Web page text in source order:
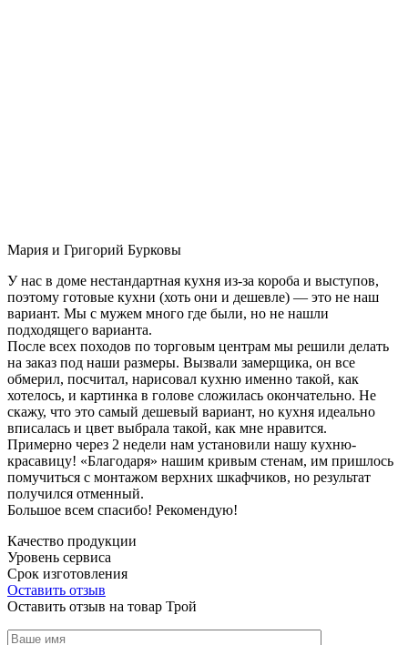
Мария и Григорий Бурковы
У нас в доме нестандартная кухня из-за короба и выступов,
поэтому готовые кухни (хоть они и дешевле) — это не наш
вариант. Мы с мужем много где были, но не нашли
подходящего варианта.
После всех походов по торговым центрам мы решили делать
на заказ под наши размеры. Вызвали замерщика, он все
обмерил, посчитал, нарисовал кухню именно такой, как
хотелось, и картинка в голове сложилась окончательно. Не
скажу, что это самый дешевый вариант, но кухня идеально
вписалась и цвет выбрала такой, как мне нравится.
Примерно через 2 недели нам установили нашу кухню-
красавицу! «Благодаря» нашим кривым стенам, им пришлось
помучиться с монтажом верхних шкафчиков, но результат
получился отменный.
Большое всем спасибо! Рекомендую!
Качество продукции
Уровень сервиса
Срок изготовления
Оставить отзыв
Оставить отзыв на товар Трой